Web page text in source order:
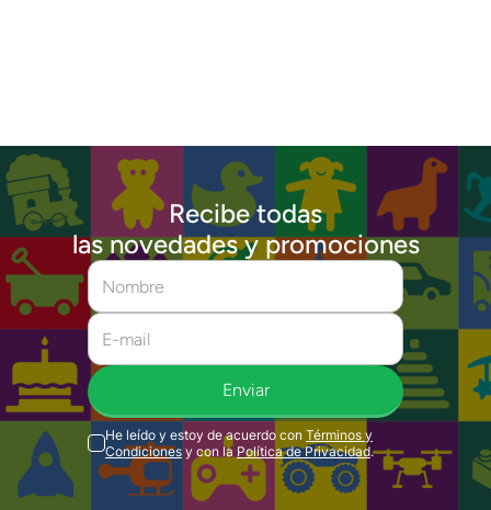
Recibe todas
las novedades y promociones
Enviar
He leído y estoy de acuerdo con Términos y
Condiciones y con la Política de Privacidad.